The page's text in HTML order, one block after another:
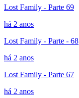
Lost Family - Parte 69
há 2 anos
Lost Family - Parte - 68
há 2 anos
Lost Family - Parte 67
há 2 anos